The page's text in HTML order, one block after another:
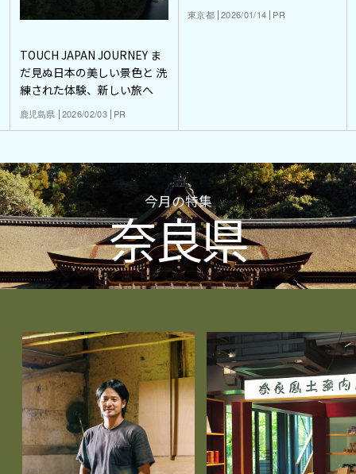
TOUCH JAPAN JOURNEY ま
だ見ぬ日本の美しい景色と 洗
練された体験、新しい旅へ
鹿児島県 2026/02/03 PR
東京都 2026/01/14 PR
今月の特集
奈良県